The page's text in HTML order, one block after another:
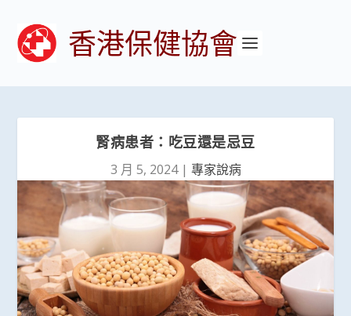
香港保健協會
腎病患者：吃豆還是忌豆
3 月 5, 2024| 專家說病